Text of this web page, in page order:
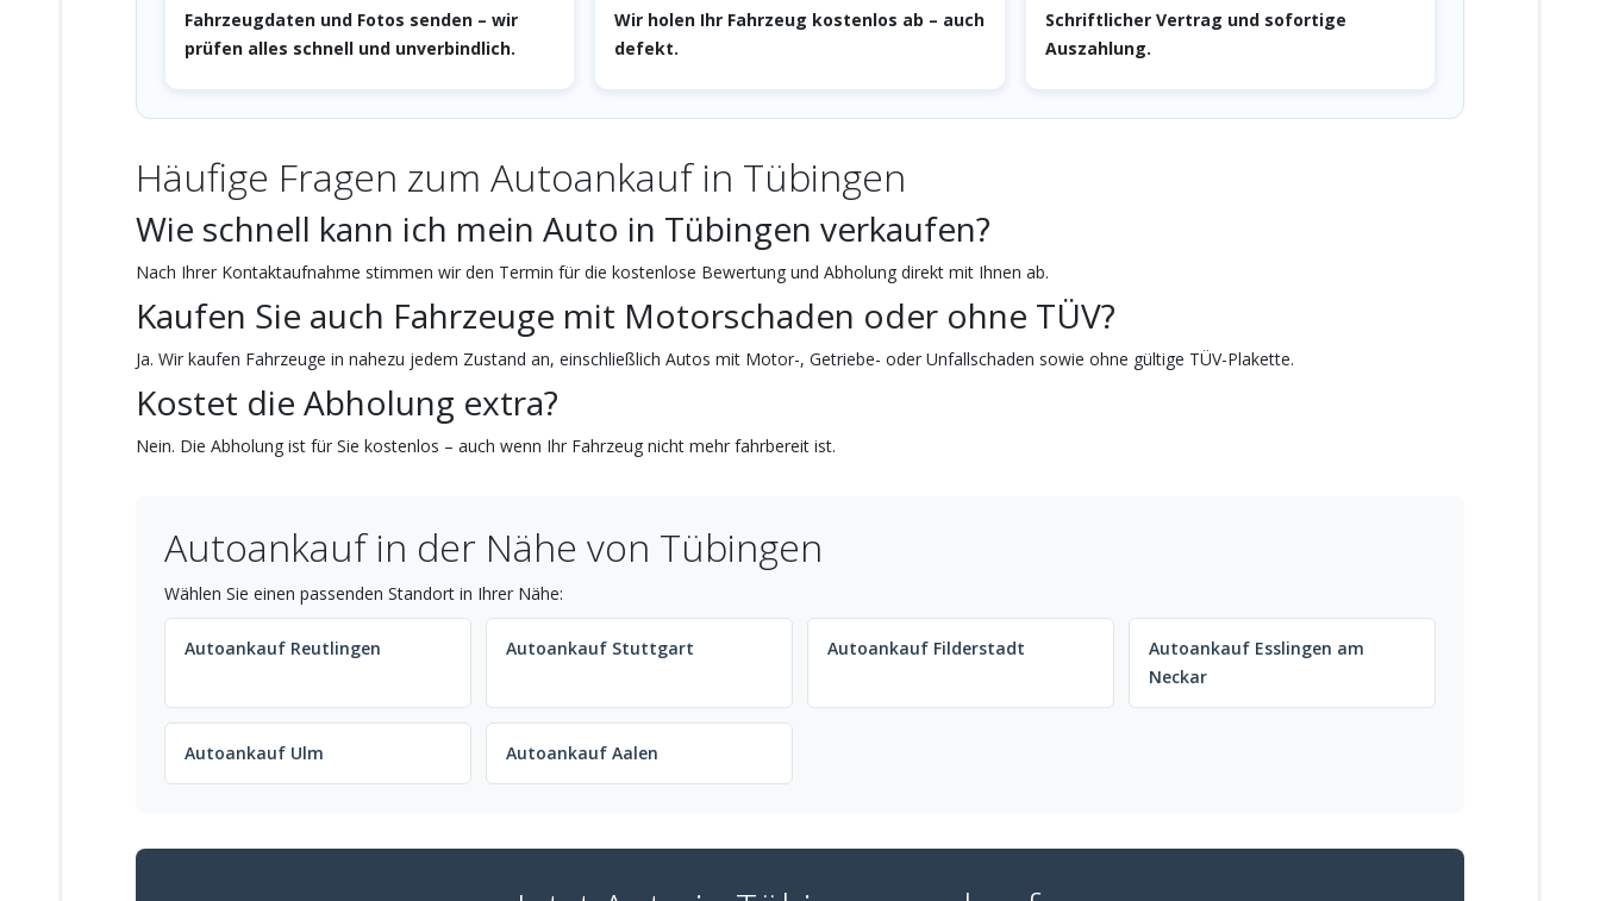
Fahrzeugdaten und Fotos senden – wir
prüfen alles schnell und unverbindlich.
Wir holen Ihr Fahrzeug kostenlos ab – auch
defekt.
Schriftlicher Vertrag und sofortige
Auszahlung.
Häufige Fragen zum Autoankauf in Tübingen
Wie schnell kann ich mein Auto in Tübingen verkaufen?
Nach Ihrer Kontaktaufnahme stimmen wir den Termin für die kostenlose Bewertung und Abholung direkt mit Ihnen ab.
Kaufen Sie auch Fahrzeuge mit Motorschaden oder ohne TÜV?
Ja. Wir kaufen Fahrzeuge in nahezu jedem Zustand an, einschließlich Autos mit Motor-, Getriebe- oder Unfallschaden sowie ohne gültige TÜV-Plakette.
Kostet die Abholung extra?
Nein. Die Abholung ist für Sie kostenlos – auch wenn Ihr Fahrzeug nicht mehr fahrbereit ist.
Autoankauf in der Nähe von Tübingen
Wählen Sie einen passenden Standort in Ihrer Nähe:
Autoankauf Reutlingen Autoankauf Stuttgart Autoankauf Filderstadt
Autoankauf Esslingen am
Neckar
Autoankauf Ulm Autoankauf Aalen